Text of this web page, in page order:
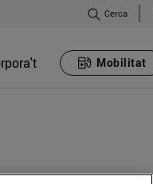
Cerca
Mobilitat